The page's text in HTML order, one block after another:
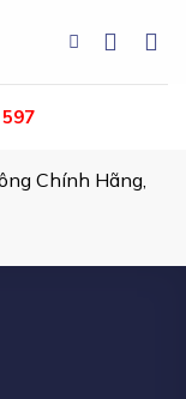
Chính Hãng,